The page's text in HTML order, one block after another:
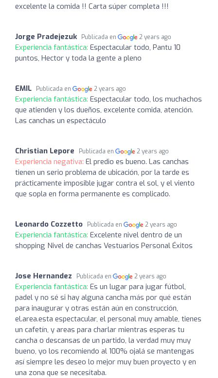
excelente la comida !! Carta súper completa !!!
Jorge Pradejezuk Publicada en 2 years ago
Experiencia fantástica: Espectacular todo, Pantu 10
puntos, Hector y toda la gente a pleno
EMIL Publicada en 2 years ago
Experiencia fantástica: Espectacular todo, los muchachos
que atienden y los dueños, excelente comida, atención.
Las canchas un espectáculo
Christian Lepore Publicada en 2 years ago
Experiencia negativa: El predio es bueno. Las canchas
tienen un serio problema de ubicación, por la tarde es
prácticamente imposible jugar contra el sol, y el viento
que sopla en forma permanente es complicado.
Leonardo Cozzetto Publicada en 2 years ago
Experiencia fantástica: Excelente nivel dentro de un
shopping Nivel de canchas Vestuarios Personal Éxitos
Jose Hernandez Publicada en 2 years ago
Experiencia fantástica: Es un lugar para jugar fútbol,
padel y no sé si hay alguna cancha más por qué están
para inaugurar y otras están aún en construcción,
el.area.esta espectacular, el personal muy amable, tienes
un cafetín, y areas para charlar mientras esperas tu
cancha o descansas de un partido, la verdad muy muy
bueno, yo los recomiendo al 100% ojalá se mantengas
así siempre les deseo lo mejor muy buen proyecto y en
una zona que se necesitaba.